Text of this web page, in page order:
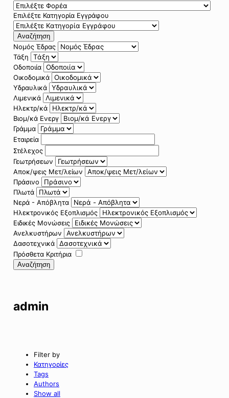
Επιλέξτε Κατηγορία Εγγράφου
Αναζήτηση
Νομός Έδρας
Τάξη
Οδοποιία
Οικοδομικά
Υδραυλικά
Λιμενικά
Ηλεκτρ/κά
Βιομ/κά Ενεργ
Γράμμα
Εταιρεία
Στέλεχος
Γεωτρήσεων
Αποκ/ψεις Μετ/λείων
Πράσινο
Πλωτά
Νερά - Απόβλητα
Ηλεκτρονικός Εξοπλισμός
Ειδικές Μονώσεις
Ανελκυστήρων
Δασοτεχνικά
Πρόσθετα Κριτήρια
Αναζήτηση
admin
Filter by
Κατηγορίες
Tags
Authors
Show all